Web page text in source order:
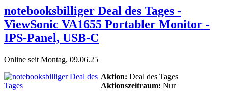
notebooksbilliger Deal des Tages -
ViewSonic VA1655 Portabler Monitor -
IPS-Panel, USB-C
Online seit Montag, 09.06.25
Aktion: Deal des Tages
Aktionszeitraum: Nur